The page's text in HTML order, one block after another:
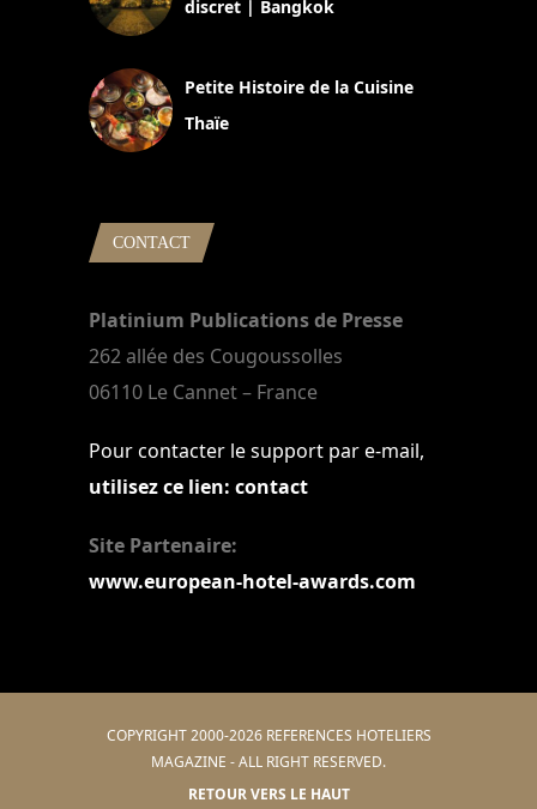
discret | Bangkok
Petite Histoire de la Cuisine
Thaïe
CONTACT
Platinium Publications de Presse
262 allée des Cougoussolles
06110 Le Cannet – France
Pour contacter le support par e-mail,
utilisez ce lien: contact
Site Partenaire:
www.european-hotel-awards.com
COPYRIGHT 2000-2026 REFERENCES HOTELIERS
MAGAZINE - ALL RIGHT RESERVED.
RETOUR VERS LE HAUT